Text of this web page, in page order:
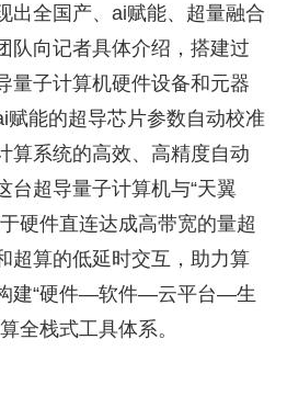
出全国产、ai赋能、超量融合
队向记者具体介绍，搭建过
量子计算机硬件设备和元器
赋能的超导芯片参数自动校准
算系统的高效、高精度自动
台超导量子计算机与“天翼
硬件直连达成高带宽的量超
超算的低延时交互，助力算
建“硬件—软件—云平台—生
全栈式工具体系。